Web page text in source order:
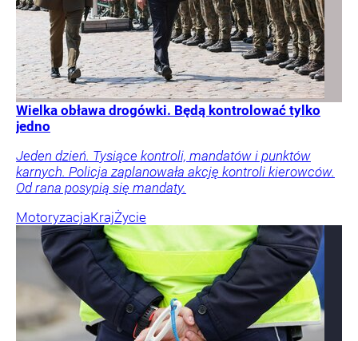
Wielka obława drogówki. Będą kontrolować tylko
jedno
Jeden dzień. Tysiące kontroli, mandatów i punktów
karnych. Policja zaplanowała akcję kontroli kierowców.
Od rana posypią się mandaty.
MotoryzacjaKrajŻycie